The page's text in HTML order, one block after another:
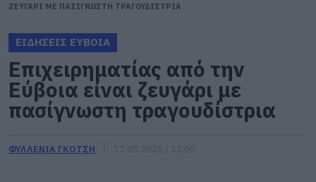
ΖΕΥΓΑΡΙ ΜΕ ΠΑΣΙΓΝΩΣΤΗ ΤΡΑΓΟΥΔΙΣΤΡΙΑ
ΕΙΔΗΣΕΙΣ ΕΥΒΟΙΑ
Επιχειρηματίας από την
Εύβοια είναι ζευγάρι με
πασίγνωστη τραγουδίστρια
ΦΥΛΛΕΝΙΑ ΓΚΟΤΣΗ